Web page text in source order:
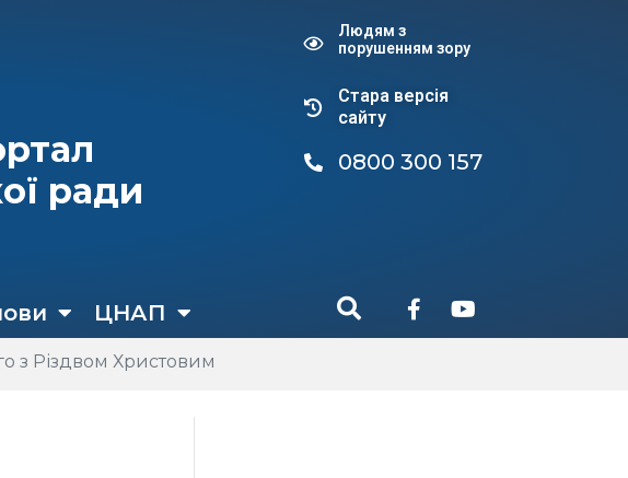
ради
Людям з
порушенням зору
Стара версiя
сайту
0800 300 157
ЦНАП
з Різдвом Христовим